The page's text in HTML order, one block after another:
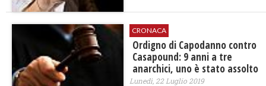
CRONACA
Ordigno di Capodanno contro
Casapound: 9 anni a tre
anarchici, uno è stato assolto
Lunedì, 22 Luglio 2019